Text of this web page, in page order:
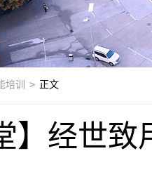
培训 > 正文
】经世